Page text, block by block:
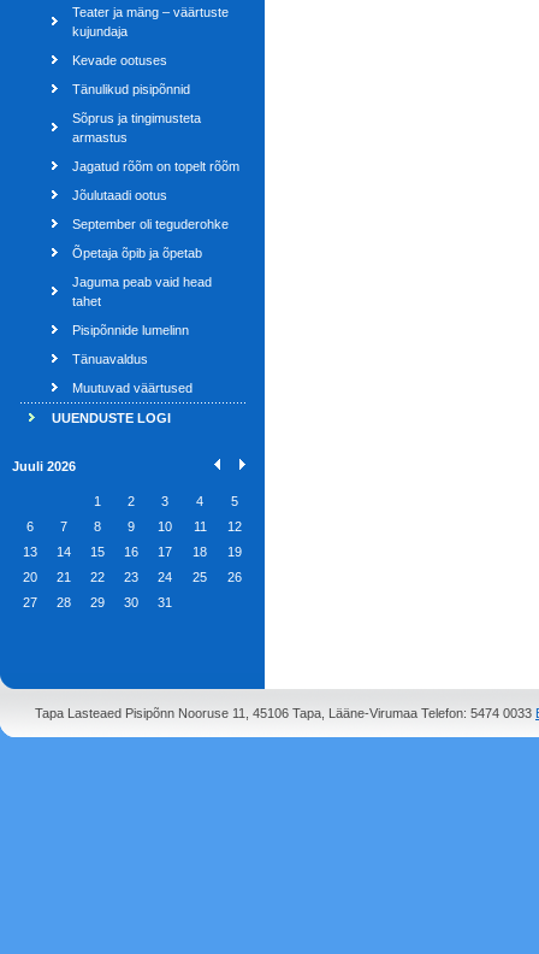
Teater ja mäng – väärtuste
kujundaja
Kevade ootuses
Tänulikud pisipõnnid
Sõprus ja tingimusteta
armastus
Jagatud rõõm on topelt rõõm
Jõulutaadi ootus
September oli teguderohke
Õpetaja õpib ja õpetab
Jaguma peab vaid head
tahet
Pisipõnnide lumelinn
Tänuavaldus
Muutuvad väärtused
UUENDUSTE LOGI
Juuli 2026
1 2 3 4
5
6
7 8 9 10 11
12
13
14 15 16 17 18
19
20
21 22 23 24 25
26
27
28 29 30 31
Tapa Lasteaed Pisipõnn Nooruse 11, 45106 Tapa, Lääne-Virumaa Telefon: 5474 0033